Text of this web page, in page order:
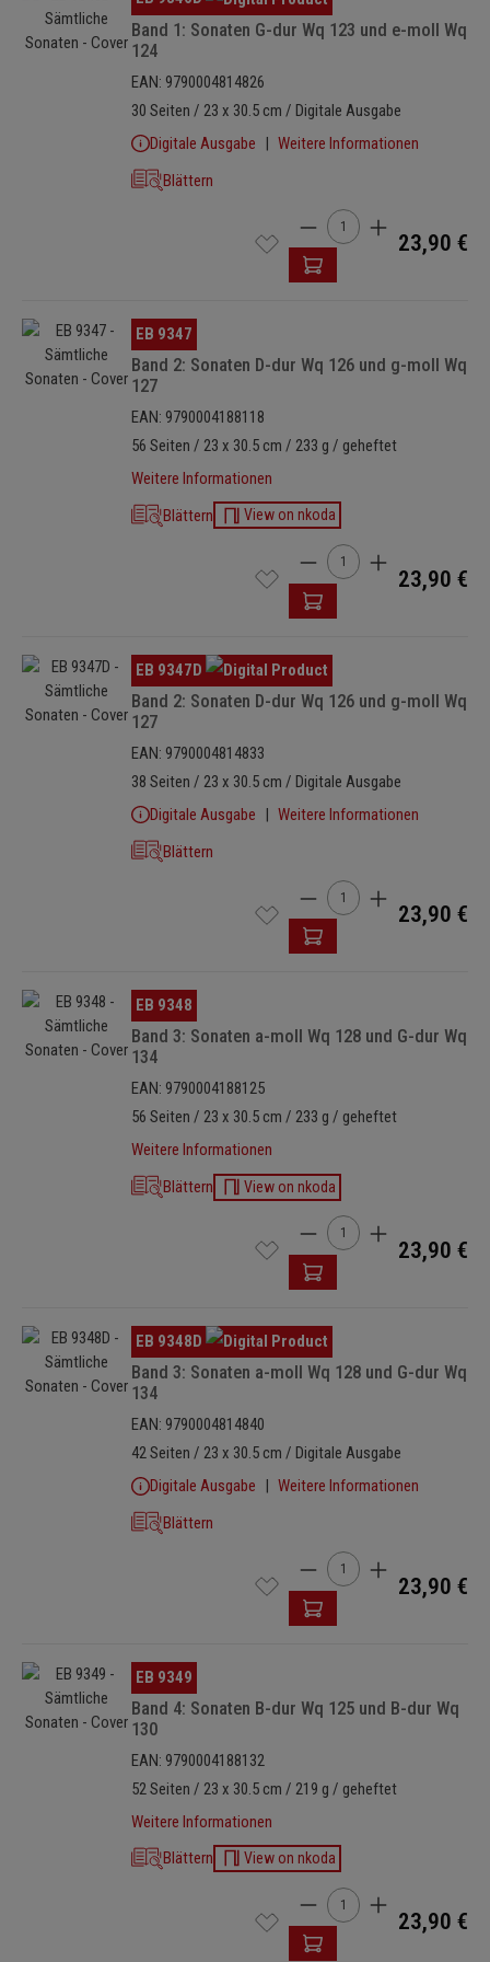
Band 1: Sonaten G-dur Wq 123 und e-moll Wq
124
EAN: 9790004814826
30 Seiten / 23 x 30.5 cm / Digitale Ausgabe
Digitale Ausgabe
Weitere Informationen
Blättern
Produkt Anzahl: Gib
23,90 €
Bildergalerie überspringen
EB 9347
Band 2: Sonaten D-dur Wq 126 und g-moll Wq
127
EAN: 9790004188118
56 Seiten / 23 x 30.5 cm / 233 g / geheftet
Weitere Informationen
Blättern
View on nkoda
Produkt Anzahl: Gib
23,90 €
Bildergalerie überspringen
EB 9347D
Band 2: Sonaten D-dur Wq 126 und g-moll Wq
127
EAN: 9790004814833
38 Seiten / 23 x 30.5 cm / Digitale Ausgabe
Digitale Ausgabe
Weitere Informationen
Blättern
Produkt Anzahl: Gib
23,90 €
Bildergalerie überspringen
EB 9348
Band 3: Sonaten a-moll Wq 128 und G-dur Wq
134
EAN: 9790004188125
56 Seiten / 23 x 30.5 cm / 233 g / geheftet
Weitere Informationen
Blättern
View on nkoda
Produkt Anzahl: Gib
23,90 €
Bildergalerie überspringen
EB 9348D
Band 3: Sonaten a-moll Wq 128 und G-dur Wq
134
EAN: 9790004814840
42 Seiten / 23 x 30.5 cm / Digitale Ausgabe
Digitale Ausgabe
Weitere Informationen
Blättern
Produkt Anzahl: Gib
23,90 €
Bildergalerie überspringen
EB 9349
Band 4: Sonaten B-dur Wq 125 und B-dur Wq
130
EAN: 9790004188132
52 Seiten / 23 x 30.5 cm / 219 g / geheftet
Weitere Informationen
Blättern
View on nkoda
Produkt Anzahl: Gib
23,90 €